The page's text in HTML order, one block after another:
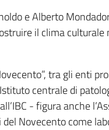
e Alberto
il clima culturale
tra gli enti
centrale di
- figura anche
Novecento come